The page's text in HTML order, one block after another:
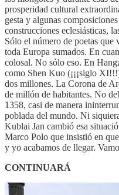
prosperidad cultural
gesta y algunas
construcciones eclesiásticas,
Sólo el número de poetas que
toda Europa sumados. En
colosal. No sólo eso. En
como Shen Kuo (¡¡¡siglo
dos millones. La Corona de
de millón de habitantes. No
1358, casi de manera
poblada del mundo. Ni
Kublai Jan cambió esa
Marco Polo que insistió en
y yo acabamos de llegar.
CONTINUARÁ